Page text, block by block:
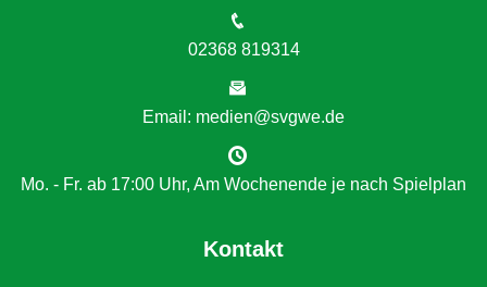
02368 819314
Email: medien@svgwe.de
Mo. - Fr. ab 17:00 Uhr, Am Wochenende je nach Spielplan
Kontakt